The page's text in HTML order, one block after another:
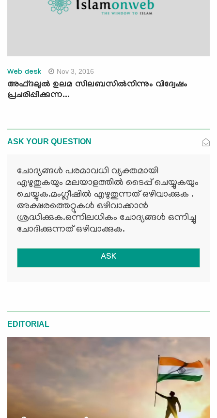
Web desk Nov 3, 2016
അഫ്ദലുല്‍ ഉലമ സിലബസില്‍നിന്നും വിദ്വേഷം
പ്രചരിപ്പിക്കുന്ന...
ASK YOUR QUESTION
ചോദ്യങ്ങള്‍ പരമാവധി വ്യക്തമായി
എഴുതുകയും മലയാളത്തില്‍ ടൈപ്പ് ചെയ്യുകയും
ചെയ്യുക.മംഗ്ലീഷില്‍ എഴുതുന്നത് ഒഴിവാക്കുക .
അക്ഷരത്തെറ്റുകള്‍ ഒഴിവാക്കാന്‍
ശ്രദ്ധിക്കുക.ഒന്നിലധികം ചോദ്യങ്ങള്‍ ഒന്നിച്ചു
ചോദിക്കുന്നത് ഒഴിവാക്കുക.
ASK
EDITORIAL